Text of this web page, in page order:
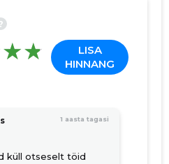
LISA
HINNANG
1 aasta tagasi
küll otseselt töid